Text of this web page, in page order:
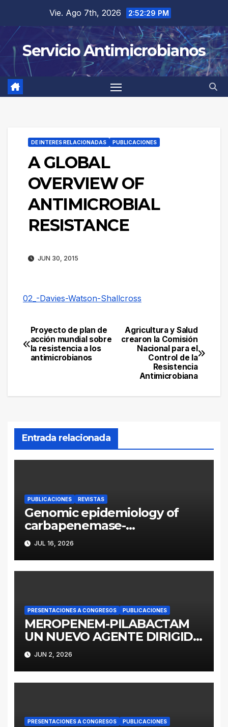
contenido
Vie. Ago 7th, 2026 2:52:30 PM
Servicio Antimicrobianos
DE INTERES RELACIONADAS PUBLICACIONES
A GLOBAL
OVERVIEW OF
ANTIMICROBIAL
RESISTANCE
JUN 30, 2015
02_-Davies-Watson-Shallcross
Navegación
de
Agricultura y Salud
crearon la Comisión
Nacional para el
Control de la
Resistencia
Antimicrobiana
Proyecto de plan de
acción mundial sobre
la resistencia a los
antimicrobianos
Entrada relacionada
PUBLICACIONES REVISTAS
Genomic epidemiology of
carbapenemase-
producing Enterobacter
cloacae complex in
Argentina: a retrospective
JUL 16, 2026
PRESENTACIONES A CONGRESOS PUBLICACIONES
MEROPENEM-PILABACTAM
UN NUEVO AGENTE DIRIGIDO
A ENTEROBACTERALES
PRODUCTORES DE
SERINOCARBAPENEMASAS
JUN 2, 2026
PRESENTACIONES A CONGRESOS PUBLICACIONES